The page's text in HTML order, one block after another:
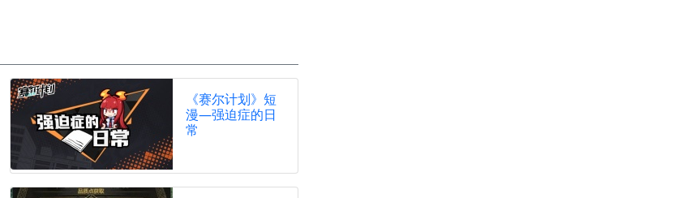
《赛尔计划》短
漫—强迫症的日
常